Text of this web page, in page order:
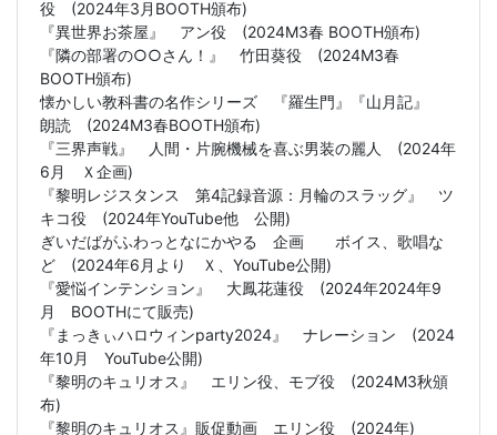
役 (2024年3月BOOTH頒布)
『異世界お茶屋』 アン役 (2024M3春 BOOTH頒布)
『隣の部署の○○さん！』 竹田葵役 (2024M3春
BOOTH頒布)
懐かしい教科書の名作シリーズ 『羅生門』『山月記』
朗読 (2024M3春BOOTH頒布)
『三界声戦』 人間・片腕機械を喜ぶ男装の麗人 (2024年
6月 Ｘ企画)
『黎明レジスタンス 第4記録音源：月輪のスラッグ』 ツ
キコ役 (2024年YouTube他 公開)
ぎいだばがふわっとなにかやる 企画 ボイス、歌唱な
ど (2024年6月より Ｘ、YouTube公開)
『愛悩インテンション』 大鳳花蓮役 (2024年2024年9
月 BOOTHにて販売)
『まっきぃハロウィンparty2024』 ナレーション (2024
年10月 YouTube公開)
『黎明のキュリオス』 エリン役、モブ役 (2024M3秋頒
布)
『黎明のキュリオス』販促動画 エリン役 (2024年)